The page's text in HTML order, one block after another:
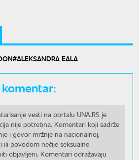
ALEKSANDRA EALA
vesti na portalu UNA.RS je
nije potrebna. Komentari koji sadrže
i govor mržnje na nacionalnoj,
ili povodom nečije seksualne
objavljeni. Komentari odražavaju